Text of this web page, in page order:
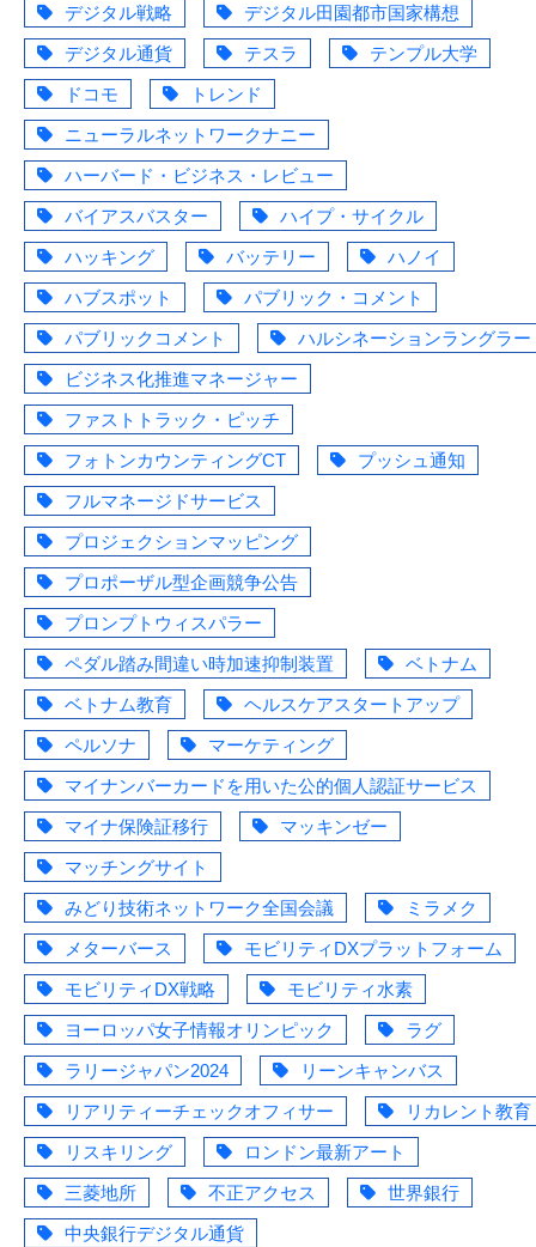
デジタル戦略
デジタル田園都市国家構想
デジタル通貨
テスラ
テンプル大学
ドコモ
トレンド
ニューラルネットワークナニー
ハーバード・ビジネス・レビュー
バイアスバスター
ハイプ・サイクル
ハッキング
バッテリー
ハノイ
ハブスポット
パブリック・コメント
パブリックコメント
ハルシネーションラングラー
ビジネス化推進マネージャー
ファストトラック・ピッチ
フォトンカウンティングCT
プッシュ通知
フルマネージドサービス
プロジェクションマッピング
プロポーザル型企画競争公告
プロンプトウィスパラー
ペダル踏み間違い時加速抑制装置
ベトナム
ベトナム教育
ヘルスケアスタートアップ
ペルソナ
マーケティング
マイナンバーカードを用いた公的個人認証サービス
マイナ保険証移行
マッキンゼー
マッチングサイト
みどり技術ネットワーク全国会議
ミラメク
メターバース
モビリティDXプラットフォーム
モビリティDX戦略
モビリティ水素
ヨーロッパ女子情報オリンピック
ラグ
ラリージャパン2024
リーンキャンバス
リアリティーチェックオフィサー
リカレント教育
リスキリング
ロンドン最新アート
三菱地所
不正アクセス
世界銀行
中央銀行デジタル通貨